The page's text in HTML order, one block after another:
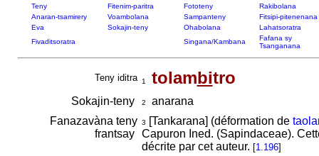
Teny Fitenim-paritra Fototeny
Rakibolana
Anaran-tsamirery
Voambolana Sampanteny
Fitsipi-pitenenana
Eva
Sokajin-teny Ohabolana
Lahatsoratra
Fivaditsoratra
Singana/Kambana
Fafana sy
Tsanganana
Teny iditra 1 tolambitro
Sokajin-teny 2
anarana
Fanazavàna teny
frantsay
3 [Tankarana] (déformation de
Capuron Ined. (Sapindaceae).
décrite par cet auteur. [1.196]